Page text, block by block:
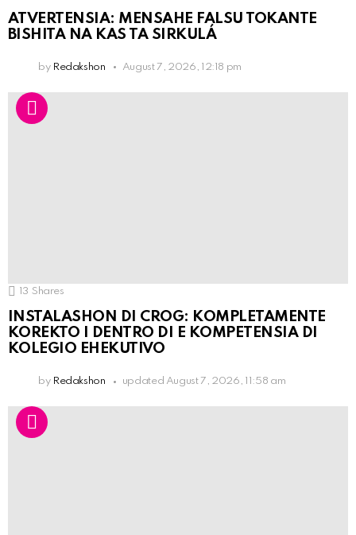
ATVERTENSIA: MENSAHE FALSU TOKANTE
BISHITA NA KAS TA SIRKULÁ
by Redakshon August 7, 2026, 12:18 pm
13 Shares
INSTALASHON DI CROG: KOMPLETAMENTE
KOREKTO I DENTRO DI E KOMPETENSIA DI
KOLEGIO EHEKUTIVO
by Redakshon updated August 7, 2026, 11:58 am